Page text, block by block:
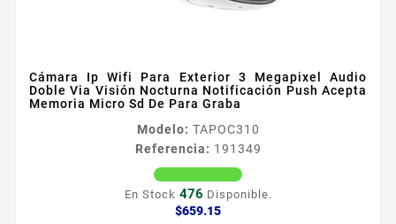
Cámara Ip Wifi Para Exterior 3 Megapixel Audio
Doble Via Visión Nocturna Notificación Push Acepta
Memoria Micro Sd De Para Graba
Modelo: TAPOC310
Referencia: 191349
En Stock 476 Disponible.
$659.15Precio